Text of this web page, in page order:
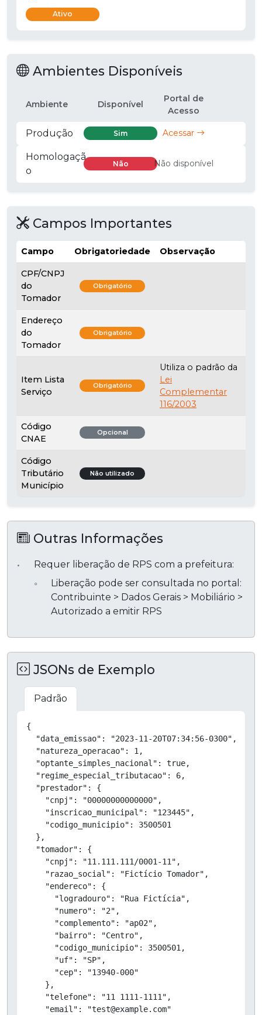
Ativo
Ambientes Disponíveis
Ambiente Disponível
Portal de
Acesso
Produção Sim Acessar
Homologaçã
o
Não Não disponível
Campos Importantes
Campo Obrigatoriedade Observação
CPF/CNPJ
do
Tomador
Obrigatório
Endereço
do
Tomador
Obrigatório
Item Lista
Serviço
Obrigatório
Utiliza o padrão da
Lei
Complementar
116/2003
Código
CNAE
Opcional
Código
Tributário
Município
Não utilizado
Outras Informações
Requer liberação de RPS com a prefeitura:
Liberação pode ser consultada no portal:
Contribuinte > Dados Gerais > Mobiliário >
Autorizado a emitir RPS
JSONs de Exemplo
Padrão
{
  "data_emissao": "2023-11-20T07:34:56-0300",
  "natureza_operacao": 1,
  "optante_simples_nacional": true,
  "regime_especial_tributacao": 6,
  "prestador": {
    "cnpj": "00000000000000",
    "inscricao_municipal": "123445",
    "codigo_municipio": 3500501
  },
  "tomador": {
    "cnpj": "11.111.111/0001-11",
    "razao_social": "Fictício Tomador",
    "endereco": {
      "logradouro": "Rua Fictícia",
      "numero": "2",
      "complemento": "ap02",
      "bairro": "Centro",
      "codigo_municipio": 3500501,
      "uf": "SP",
      "cep": "13940-000"
    },
    "telefone": "11 1111-1111",
    "email": "test@example.com"